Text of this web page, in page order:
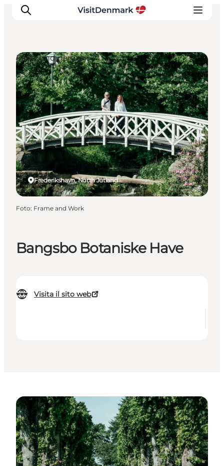
Ispirazioni
Dove andare
Cosa fare
Dove dormire
Pianifica il viaggio
Bangsbo Botaniske Have
Visita il sito web
Frederikshavn, North Jutland
Parks and gardens
Foto: Frame and Work